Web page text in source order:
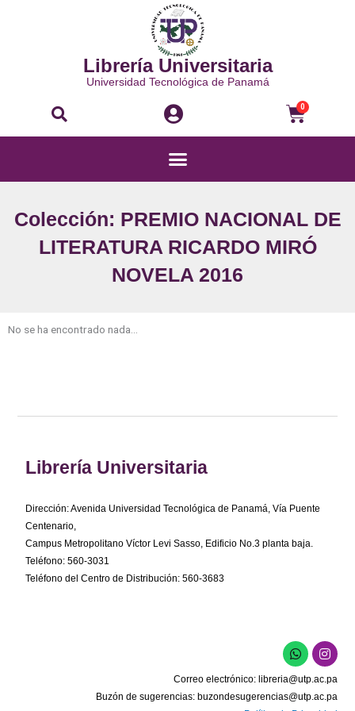
Librería Universitaria
Universidad Tecnológica de Panamá
Buscar 0
Menú
Colección: PREMIO NACIONAL DE
LITERATURA RICARDO MIRÓ
NOVELA 2016
No se ha encontrado nada...
Librería Universitaria
Dirección: Avenida Universidad Tecnológica de Panamá, Vía Puente
Centenario,
Campus Metropolitano Víctor Levi Sasso, Edificio No.3 planta baja.
Teléfono: 560-3031
Teléfono del Centro de Distribución: 560-3683
W
h
a
t
s
I
n
s
t
a
Correo electrónico: libreria@utp.ac.pa
Buzón de sugerencias: buzondesugerencias@utp.ac.pa